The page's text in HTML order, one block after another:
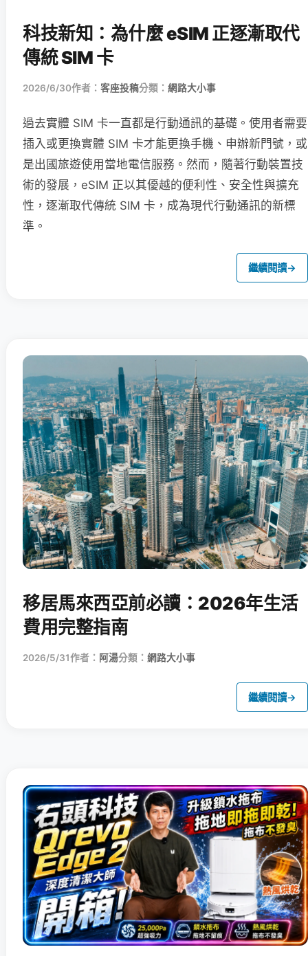
科技新知：為什麼 eSIM 正逐漸取代
傳統 SIM 卡
2026/6/30作者： 客座投稿分類： 網路大小事
過去實體 SIM 卡一直都是行動通訊的基礎。使用者需要
插入或更換實體 SIM 卡才能更換手機、申辦新門號，或
是出國旅遊使用當地電信服務。然而，隨著行動裝置技
術的發展，eSIM 正以其優越的便利性、安全性與擴充
性，逐漸取代傳統 SIM 卡，成為現代行動通訊的新標
準。
繼續閱讀→
移居馬來西亞前必讀：2026年生活
費用完整指南
2026/5/31作者： 阿湯分類： 網路大小事
繼續閱讀→